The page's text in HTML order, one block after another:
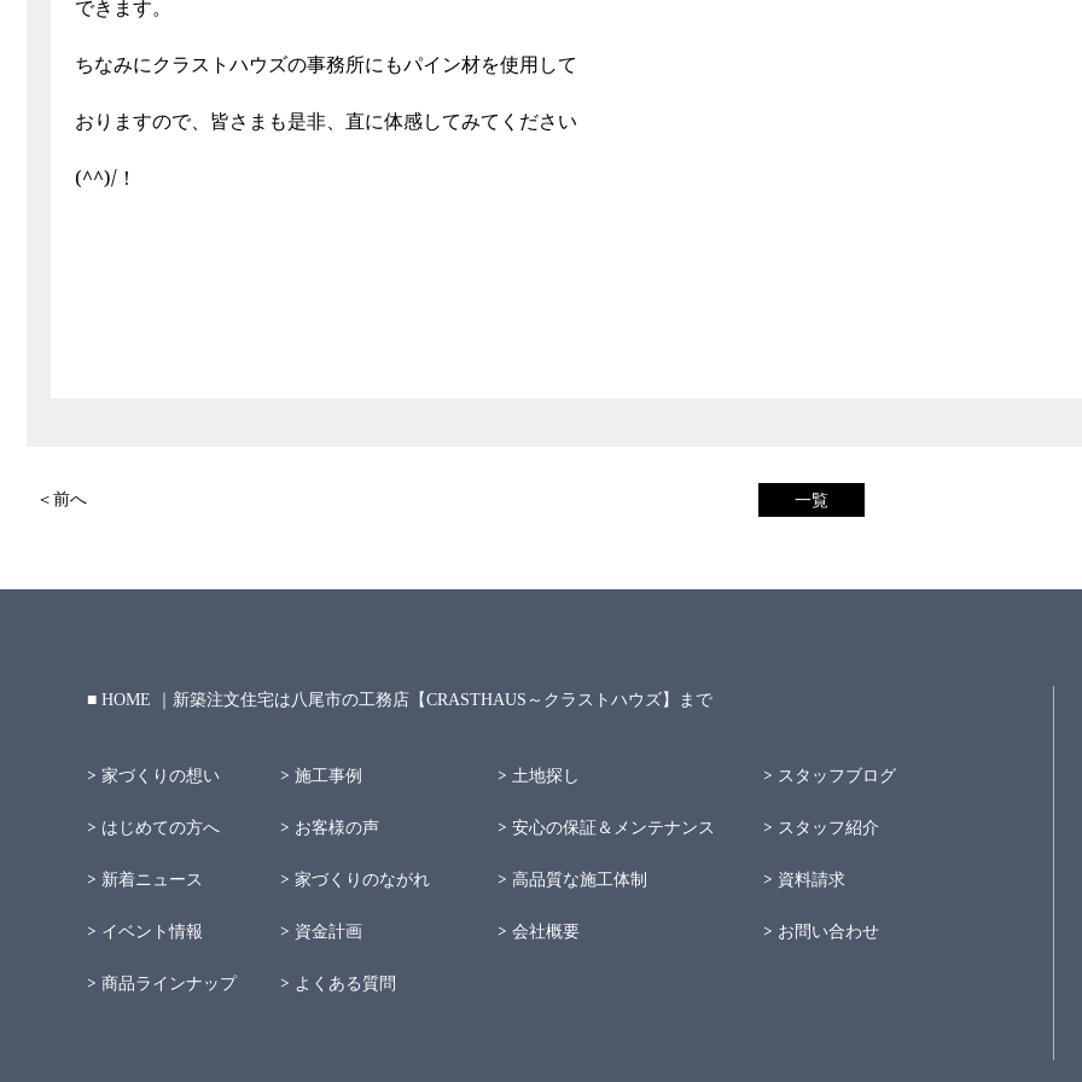
できます。
ちなみにクラストハウズの事務所にもパイン材を使用して
おりますので、皆さまも是非、直に体感してみてください
(^^)/！
一覧
＜前へ
HOME ｜新築注文住宅は八尾市の工務店【CRASTHAUS～クラストハウズ】まで
家づくりの想い
はじめての方へ
新着ニュース
イベント情報
商品ラインナップ
施工事例
お客様の声
家づくりのながれ
資金計画
土地探し
安心の保証＆メンテナンス
高品質な施工体制
会社概要
スタッフブログ
スタッフ紹介
資料請求
お問い合わせ
よくある質問